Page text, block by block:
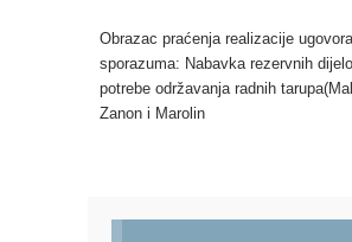
Obrazac praćenja realizacije
sporazuma: Nabavka rezervnih
potrebe održavanja radnih
Zanon i Marolin